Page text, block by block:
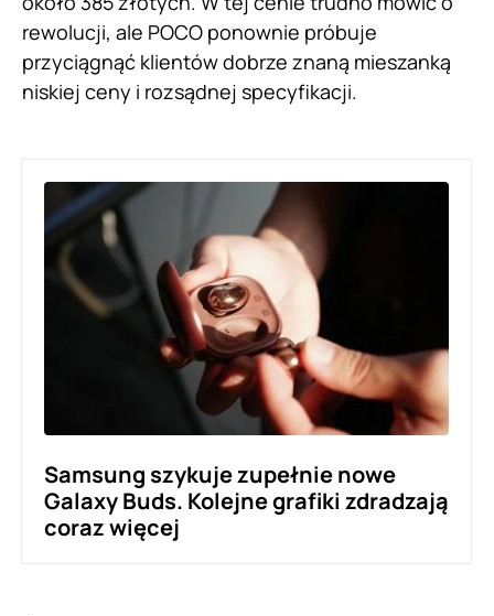
rewolucji, ale POCO ponownie próbuje
przyciągnąć klientów dobrze znaną mieszanką
niskiej ceny i rozsądnej specyfikacji.
Samsung szykuje zupełnie nowe
Galaxy Buds. Kolejne grafiki zdradzają
coraz więcej